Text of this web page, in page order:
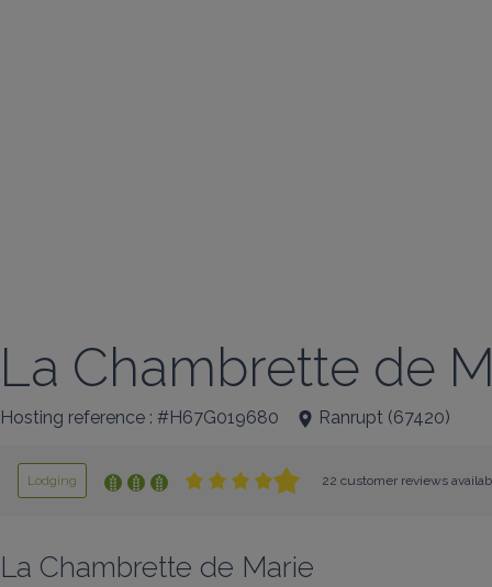
La Chambrette de
Hosting reference : #H67G019680 Ranrupt (67420)
Lodging 22 customer reviews
La Chambrette de Marie